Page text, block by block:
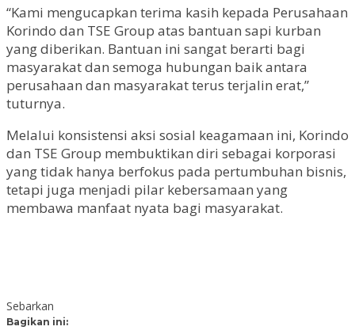
“Kami mengucapkan terima kasih kepada Perusahaan
Korindo dan TSE Group atas bantuan sapi kurban
yang diberikan. Bantuan ini sangat berarti bagi
masyarakat dan semoga hubungan baik antara
perusahaan dan masyarakat terus terjalin erat,”
tuturnya.
Melalui konsistensi aksi sosial keagamaan ini, Korindo
dan TSE Group membuktikan diri sebagai korporasi
yang tidak hanya berfokus pada pertumbuhan bisnis,
tetapi juga menjadi pilar kebersamaan yang
membawa manfaat nyata bagi masyarakat.
Sebarkan
Bagikan ini: